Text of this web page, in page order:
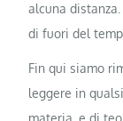
alcuna
di fuori del
Fin qui siamo
leggere in